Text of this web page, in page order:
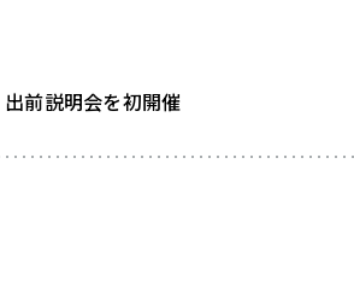
前説明会を初開催